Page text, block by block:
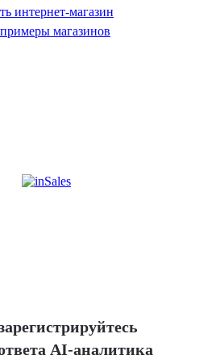
интернет-магазин
магазинов
AI-аналитика